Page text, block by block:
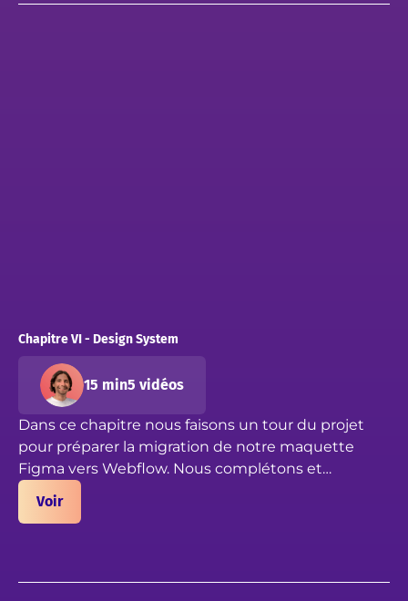
Chapitre VI - Design System
15 min5 vidéos
Dans ce chapitre nous faisons un tour du projet
pour préparer la migration de notre maquette
Figma vers Webflow. Nous complétons et
optimisons le design system de notre fichier, en
nous assurant que chaque élément est à jour pour
Voir